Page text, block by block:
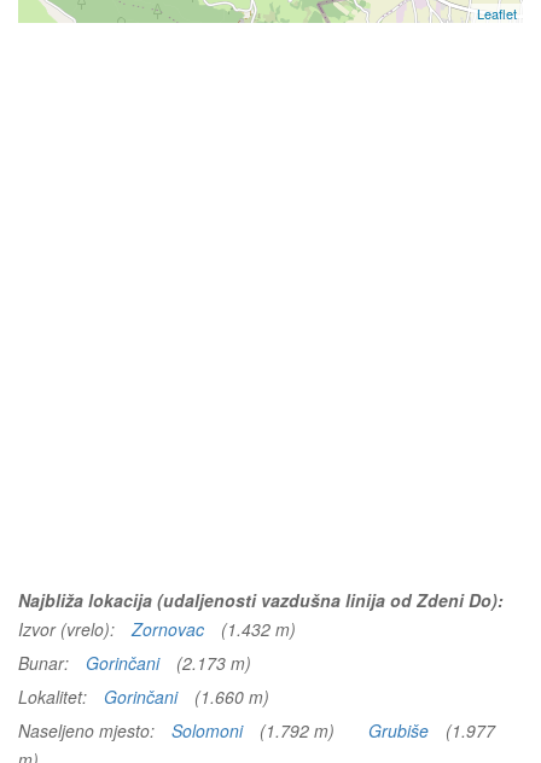
Leaflet
Najbliža lokacija (udaljenosti vazdušna linija od Zdeni Do):
Izvor (vrelo):
Zornovac
(1.432 m)
Bunar:
Gorinčani
(2.173 m)
Lokalitet:
Gorinčani
(1.660 m)
Naseljeno mjesto:
Solomoni (1.792 m) Grubiše
(1.977